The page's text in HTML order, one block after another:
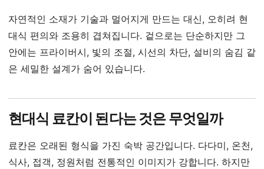
자연적인 소재가 기술과 멀어지게 만드는 대신, 오히려 현
대식 편의와 조용히 겹쳐집니다. 겉으로는 단순하지만 그
안에는 프라이버시, 빛의 조절, 시선의 차단, 설비의 숨김 같
은 세밀한 설계가 숨어 있습니다.
현대식 료칸이 된다는 것은 무엇일까
료칸은 오래된 형식을 가진 숙박 공간입니다. 다다미, 온천,
식사, 접객, 정원처럼 전통적인 이미지가 강합니다. 하지만